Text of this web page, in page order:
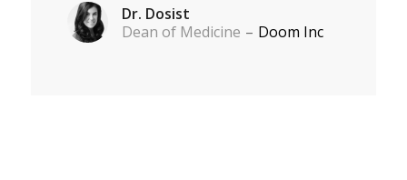
Dr. Dosist
Dean of Medicine – Doom Inc